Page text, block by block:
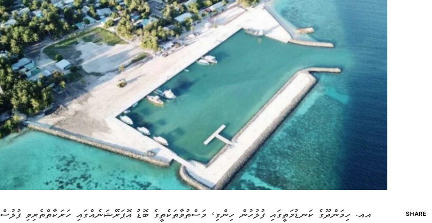
SHARE
އއ. ހިމަންދޫގެ ކަނޑުމަތީގައި ފުލުހުން ހިންގި، މަސްތުވާތަކެތީގެ ބޮޑު އޮޕަރޭޝަނެއްގައި ހަރަކާތްތެރިވި ފުލުސް